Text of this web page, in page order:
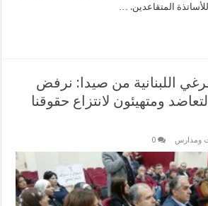
اللبنانية من صيدا: نرفض
ومتهيئون لانتزاع حقوقنا
ومدارس 0